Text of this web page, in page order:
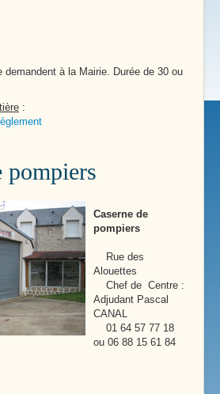
à la Mairie. Durée de 30 ou
:
pompiers
Caserne de
pompiers
Rue des
Alouettes
Chef de Centre :
Adjudant Pascal
CANAL
01 64 57 77 18
ou 06 88 15 61 84